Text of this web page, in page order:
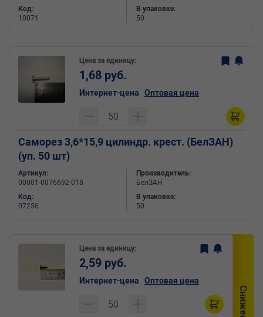
Код:
10071
В упаковке:
50
Саморез 3,6*15,9 цилиндр. крест. (БелЗАН)
(уп. 50 шт)
Артикул:
00001-0076692-018
Код:
07256
Производитель:
БелЗАН
В упаковке:
50
Цена за единицу:
1,68 руб.
Интернет-цена Оптовая цена
Цена за единицу:
2,59 руб.
Интернет-цена Оптовая цена